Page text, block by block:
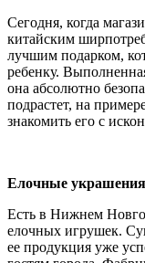
Сегодня, когда
китайским
лучшим подарком,
ребенку.
она абсолютно
подрастет, на
знакомить его с
Елочные
Есть в Нижнем
елочных игрушек.
ее продукция уже